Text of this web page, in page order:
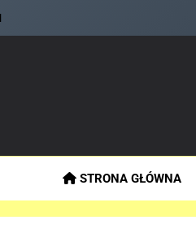
Najszybsza
STRONA GŁÓWNA